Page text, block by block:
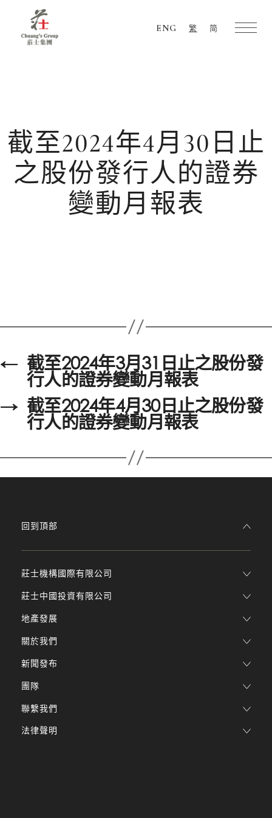
ENG 繁 简
截至2024年4月30日止
之股份發行人的證券
變動月報表
← 截至2024年3月31日止之股份發
行人的證券變動月報表
→ 截至2024年4月30日止之股份發
行人的證券變動月報表
莊士機構國際有限公司
莊士中國投資有限公司
地產發展
關於我們
新聞發布
團隊
回到頂部
聯繫我們
法律聲明